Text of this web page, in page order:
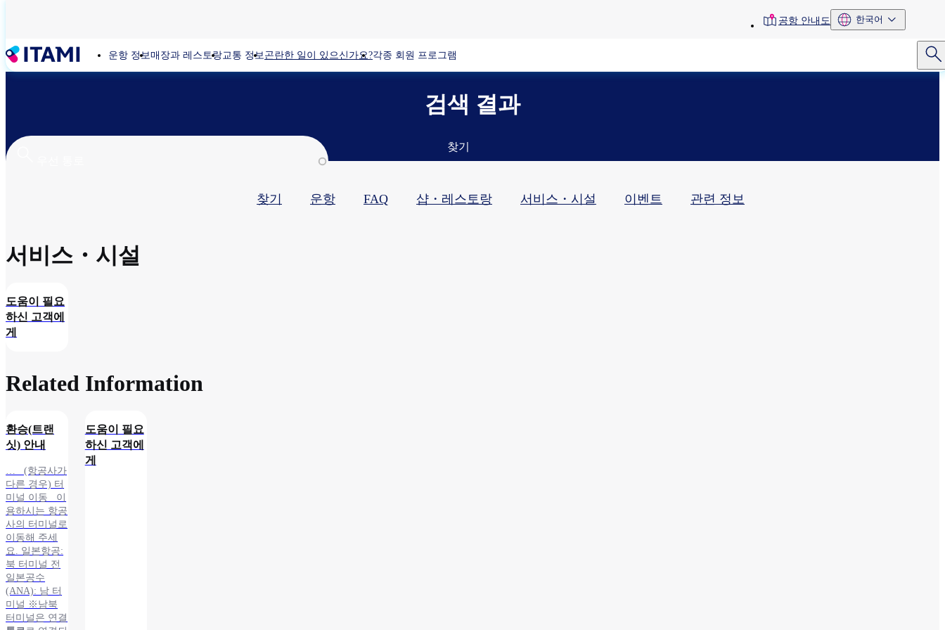
텐
츠
기
toolbar공항 안내도 한국어
운항 정보매장과 레스토랑교통 정보곤란한 일이 있으신가요?각종 회원 프로그램
검색 결과
찾기
찾기 운항 FAQ 샵・레스토랑​ 서비스・시설​ 이벤트 관련 정보
서비스・시설
도움이 필요
하신 고객에
게
Related Information​
환승(트랜
싯) 안내
… (항공사가
다른 경우) 터
미널 이동 이
용하시는 항공
사의 터미널로
이동해 주세
요. 일본항공:
북 터미널 전
일본공수
(ANA): 남 터
미널 ※남북
터미널은 연결
도움이 필요
하신 고객에
게